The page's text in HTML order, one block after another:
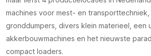
machines voor mest- en
gronddumpers, divers klein materieel, een
akkerbouwmachines en het nieuwste
compact loaders.